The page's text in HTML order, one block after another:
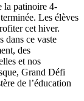
la patinoire 4-
Les élèves
cet hiver.
dans ce vaste
des
et nos
Grand Défi
de l’éducation